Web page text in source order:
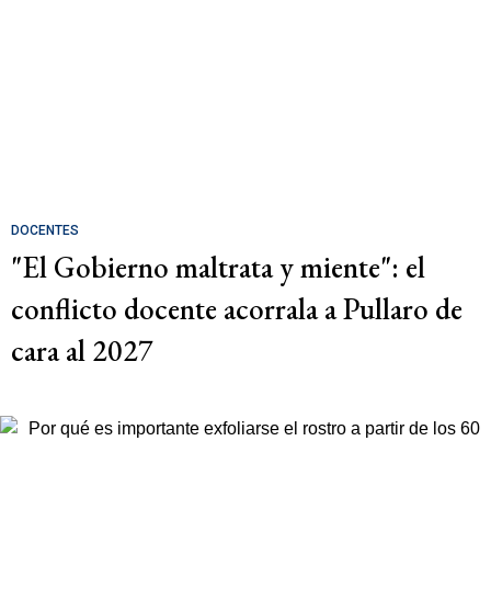
DOCENTES
"El Gobierno maltrata y miente": el
conflicto docente acorrala a Pullaro de
cara al 2027